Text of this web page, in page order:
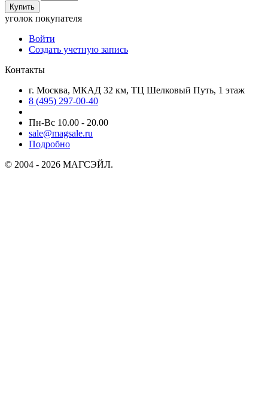
Купить
уголок покупателя
Войти
Создать учетную запись
Контакты
г. Москва, МКАД 32 км, ТЦ Шелковый Путь, 1 этаж
8 (495) 297-00-40
Пн-Вс 10.00 - 20.00
sale@magsale.ru
Подробно
© 2004 - 2026 МАГСЭЙЛ.